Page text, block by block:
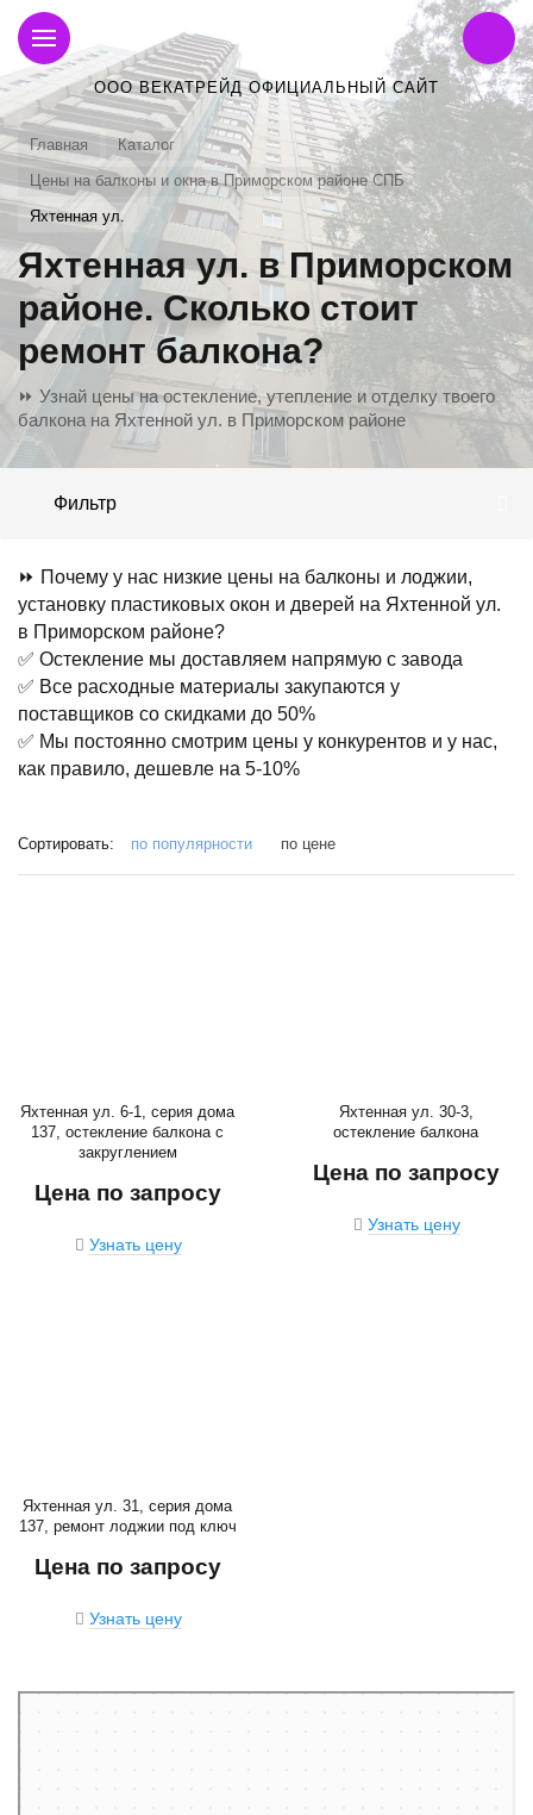
ООО ВЕКАТРЕЙД ОФИЦИАЛЬНЫЙ САЙТ
Главная
Каталог
Цены на балконы и окна в Приморском районе СПБ
Яхтенная ул.
Яхтенная ул. в Приморском
районе. Сколько стоит
ремонт балкона?
⏩ Узнай цены на остекление, утепление и отделку твоего
балкона на Яхтенной ул. в Приморском районе
Фильтр
⏩ Почему у нас низкие цены на балконы и лоджии,
установку пластиковых окон и дверей на Яхтенной ул.
в Приморском районе?
✅ Остекление мы доставляем напрямую с завода
✅ Все расходные материалы закупаются у
поставщиков со скидками до 50%
✅ Мы постоянно смотрим цены у конкурентов и у нас,
как правило, дешевле на 5-10%
Сортировать: по популярности по цене
Яхтенная ул. 6-1, серия дома
137, остекление балкона с
закруглением
Цена по запросу
Узнать цену
Яхтенная ул. 30-3,
остекление балкона
Цена по запросу
Узнать цену
Яхтенная ул. 31, серия дома
137, ремонт лоджии под ключ
Цена по запросу
Узнать цену